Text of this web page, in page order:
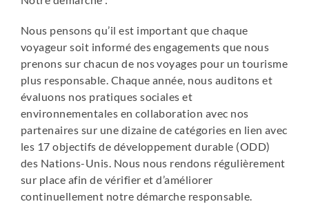
Nous pensons qu’il est important que chaque
voyageur soit informé des engagements que nous
prenons sur chacun de nos voyages pour un tourisme
plus responsable. Chaque année, nous auditons et
évaluons nos pratiques sociales et
environnementales en collaboration avec nos
partenaires sur une dizaine de catégories en lien avec
les 17 objectifs de développement durable (ODD)
des Nations-Unis. Nous nous rendons régulièrement
sur place afin de vérifier et d’améliorer
continuellement notre démarche responsable.